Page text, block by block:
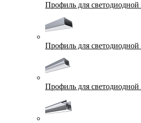
Профиль для
Профиль для светодиодной
Профиль для